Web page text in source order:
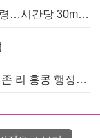
[홍콩날씨] 기상청, 황색 폭우 경보 발령…시간당 30mm 이상 강우 예보
[홍콩주택] "열악한 쪽방촌 없앤다"… 존 리 홍콩 행정장관, 4년 내 단계적 폐지 선언